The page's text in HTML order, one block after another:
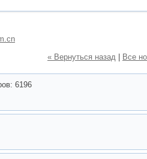
« Вернуться назад
Все
6196